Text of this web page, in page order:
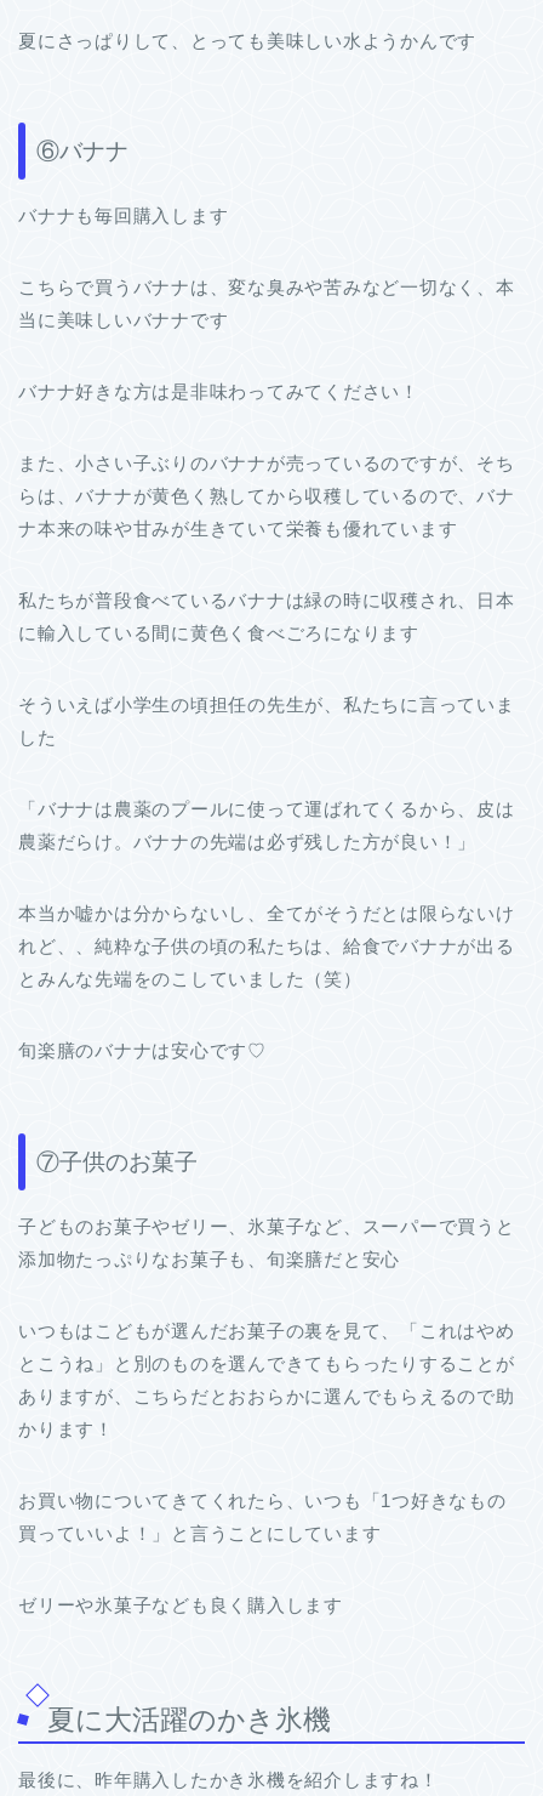
夏にさっぱりして、とっても美味しい水ようかんです
⑥バナナ
バナナも毎回購入します
こちらで買うバナナは、変な臭みや苦みなど一切なく、本
当に美味しいバナナです
バナナ好きな方は是非味わってみてください！
また、小さい子ぶりのバナナが売っているのですが、そち
らは、バナナが黄色く熟してから収穫しているので、バナ
ナ本来の味や甘みが生きていて栄養も優れています
私たちが普段食べているバナナは緑の時に収穫され、日本
に輸入している間に黄色く食べごろになります
そういえば小学生の頃担任の先生が、私たちに言っていま
した
「バナナは農薬のプールに使って運ばれてくるから、皮は
農薬だらけ。バナナの先端は必ず残した方が良い！」
本当か嘘かは分からないし、全てがそうだとは限らないけ
れど、、純粋な子供の頃の私たちは、給食でバナナが出る
とみんな先端をのこしていました（笑）
旬楽膳のバナナは安心です♡
⑦子供のお菓子
子どものお菓子やゼリー、氷菓子など、スーパーで買うと
添加物たっぷりなお菓子も、旬楽膳だと安心
いつもはこどもが選んだお菓子の裏を見て、「これはやめ
とこうね」と別のものを選んできてもらったりすることが
ありますが、こちらだとおおらかに選んでもらえるので助
かります！
お買い物についてきてくれたら、いつも「1つ好きなもの
買っていいよ！」と言うことにしています
ゼリーや氷菓子なども良く購入します
夏に大活躍のかき氷機
最後に、昨年購入したかき氷機を紹介しますね！